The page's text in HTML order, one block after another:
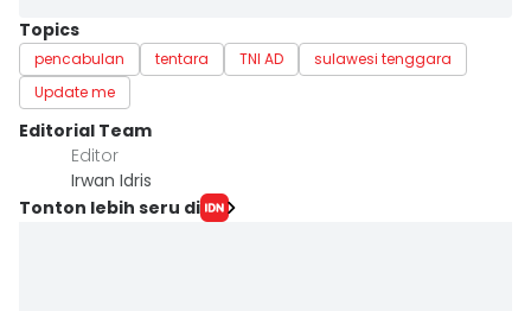
Topics
pencabulan tentara TNI AD
sulawesi tenggara
Update me
Editorial Team
Editor
Irwan Idris
Tonton lebih seru di